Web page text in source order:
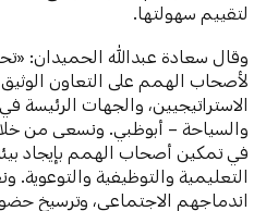
لتقييم سهولتها.
وقال سعادة عبدالله الحميدان:
لأصحاب الهمم على التعاون
الاستراتيجيين، والجهات الرئيسة في
والسياحة – أبوظبي. ونسعى من
في تمكين أصحاب الهمم بإيجاد
التعليمية والتوظيفية
اندماجهم الاجتماعي، وترسيخ